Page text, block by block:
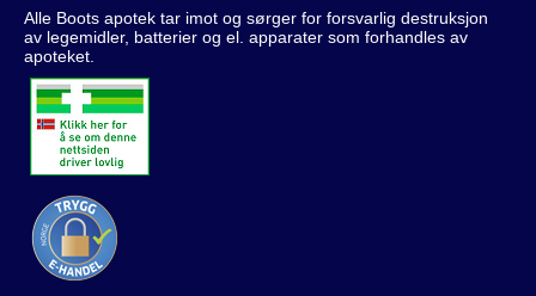
Alle Boots apotek tar imot og sørger for forsvarlig destruksjon
av legemidler, batterier og el. apparater som forhandles av
apoteket.